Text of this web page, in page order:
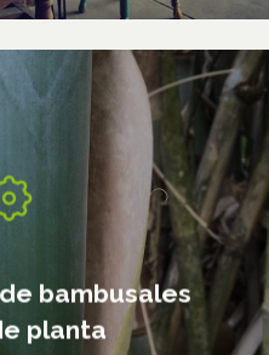
bambusales
planta
bambusales y
planta